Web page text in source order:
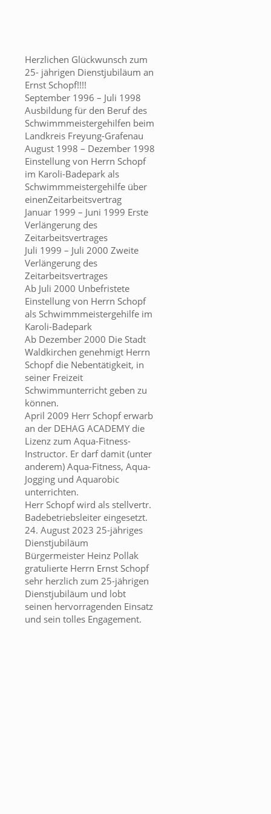
Herzlichen Glückwunsch zum
25- jährigen Dienstjubiläum an
Ernst Schopf!!!!
September 1996 – Juli 1998​​
Ausbildung für den Beruf des
Schwimmmeistergehilfen beim
Landkreis Freyung-Grafenau
August 1998 – Dezember 1998​
Einstellung von Herrn Schopf
im Karoli-Badepark als
Schwimmmeistergehilfe über
einen​Zeitarbeitsvertrag
Januar 1999 – Juni 1999​ Erste
Verlängerung des
Zeitarbeitsvertrages
Juli 1999 – Juli 2000​ Zweite
Verlängerung des
Zeitarbeitsvertrages
Ab Juli 2000​ Unbefristete
Einstellung von Herrn Schopf
als Schwimmmeistergehilfe im
Karoli-Badepark
Ab Dezember 2000​​ Die Stadt
Waldkirchen genehmigt Herrn
Schopf die Nebentätigkeit, in
seiner Freizeit
Schwimmunterricht geben zu
können.
April 2009​​ Herr Schopf erwarb
an der DEHAG ACADEMY die
Lizenz zum Aqua-Fitness-
Instructor. Er darf damit (unter
anderem) Aqua-Fitness, Aqua-
Jogging und Aquarobic
unterrichten.
Herr Schopf wird als stellvertr.
Badebetriebsleiter eingesetzt.
24. August 2023​​​​ 25-jähriges
Dienstjubiläum
Bürgermeister Heinz Pollak
gratulierte Herrn Ernst Schopf
sehr herzlich zum 25-jährigen
Dienstjubiläum und lobt
seinen hervorragenden Einsatz
und sein tolles Engagement.